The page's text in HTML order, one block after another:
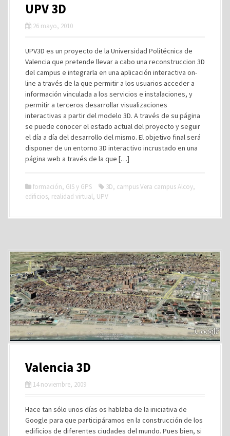
UPV 3D
26 mayo, 2010
UPV3D es un proyecto de la Universidad Politécnica de
Valencia que pretende llevar a cabo una reconstruccion 3D
del campus e integrarla en una aplicación interactiva on-
line a través de la que permitir a los usuarios acceder a
información vinculada a los servicios e instalaciones, y
permitir a terceros desarrollar visualizaciones
interactivas a partir del modelo 3D. A través de su página
se puede conocer el estado actual del proyecto y seguir
el día a día del desarrollo del mismo. El objetivo final será
disponer de un entorno 3D interactivo incrustado en una
página web a través de la que […]
formación, GIS y GPS 3D, campus Vera campus Alcoy,
edificios, realidad virtual, UPV
Valencia 3D
14 noviembre, 2009
Hace tan sólo unos días os hablaba de la iniciativa de
Google para que participáramos en la construcción de los
edificios de diferentes ciudades del mundo. Pues bien, si